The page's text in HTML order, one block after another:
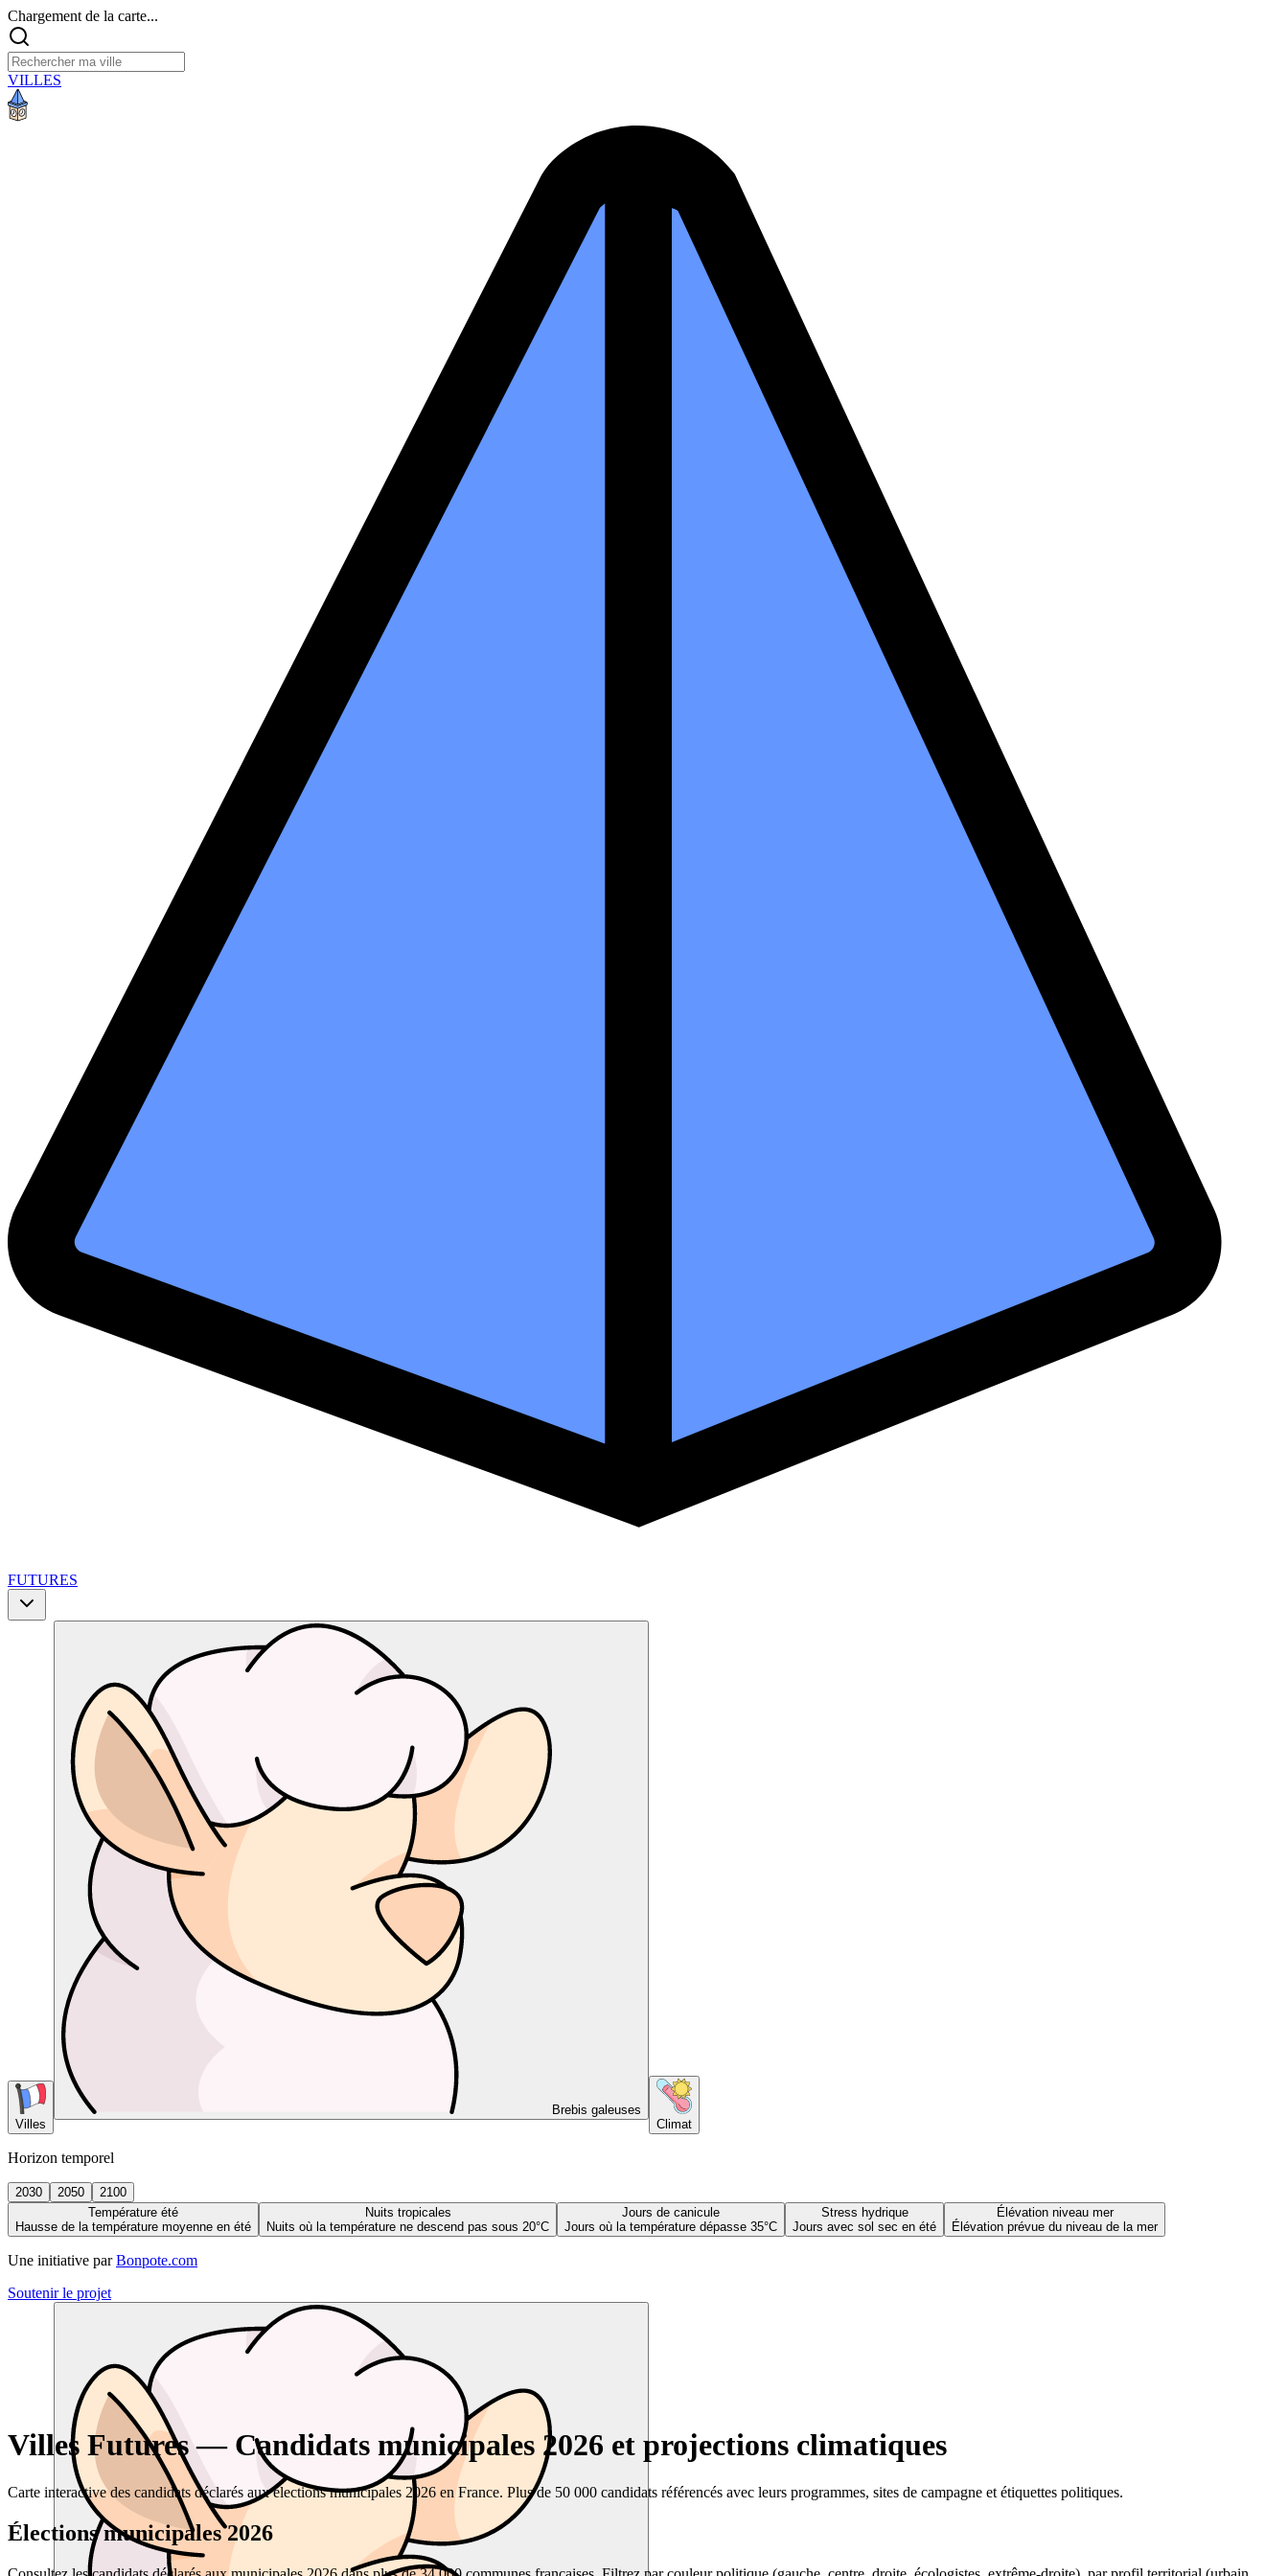
Chargement de la carte...
VILLES
FUTURES
Villes
Brebis galeuses
Climat
Horizon temporel
2030 2050
2100
Température été
Hausse de la température moyenne en été
Nuits tropicales
Nuits où la température ne descend pas sous 20°C
Jours de canicule
Jours où la température dépasse 35°C
Stress hydrique
Jours avec sol sec en été
Élévation niveau mer
Élévation prévue du niveau de la mer
Une initiative par Bonpote.com
Soutenir le projet
Villes Futures — Candidats municipales 2026 et projections climatiques
Carte interactive des candidats déclarés aux élections municipales 2026 en France. Plus de 50 000 candidats référencés avec leurs programmes, sites de campagne et étiquettes politiques.
Élections municipales 2026